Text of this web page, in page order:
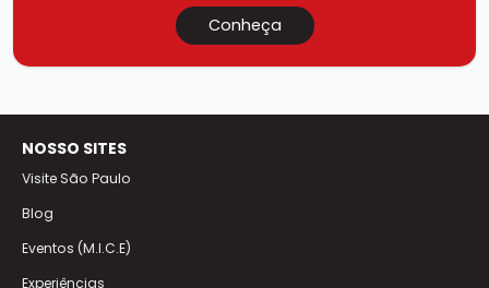
Conheça
NOSSO SITES
Visite São Paulo
Blog
Eventos (M.I.C.E)
Experiências